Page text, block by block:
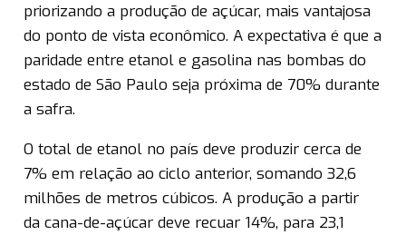
priorizando a produção de açúcar, mais vantajosa
do ponto de vista econômico. A expectativa é que a
paridade entre etanol e gasolina nas bombas do
estado de São Paulo seja próxima de 70% durante
a safra.
O total de etanol no país deve produzir cerca de
7% em relação ao ciclo anterior, somando 32,6
milhões de metros cúbicos. A produção a partir
da cana-de-açúcar deve recuar 14%, para 23,1